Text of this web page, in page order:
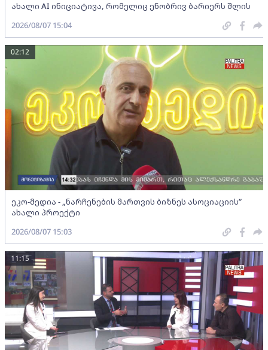
ახალი AI ინიციატივა, რომელიც ენობრივ ბარიერს შლის
2026/08/07 15:04
ეკო-მედია - „ნარჩენების მართვის ბიზნეს ასოციაციის”
ახალი პროექტი
02:12
2026/08/07 15:03
11:15